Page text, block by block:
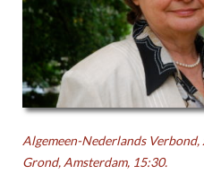
Algemeen-Nederlands Verbond,
Grond, Amsterdam, 15:30.